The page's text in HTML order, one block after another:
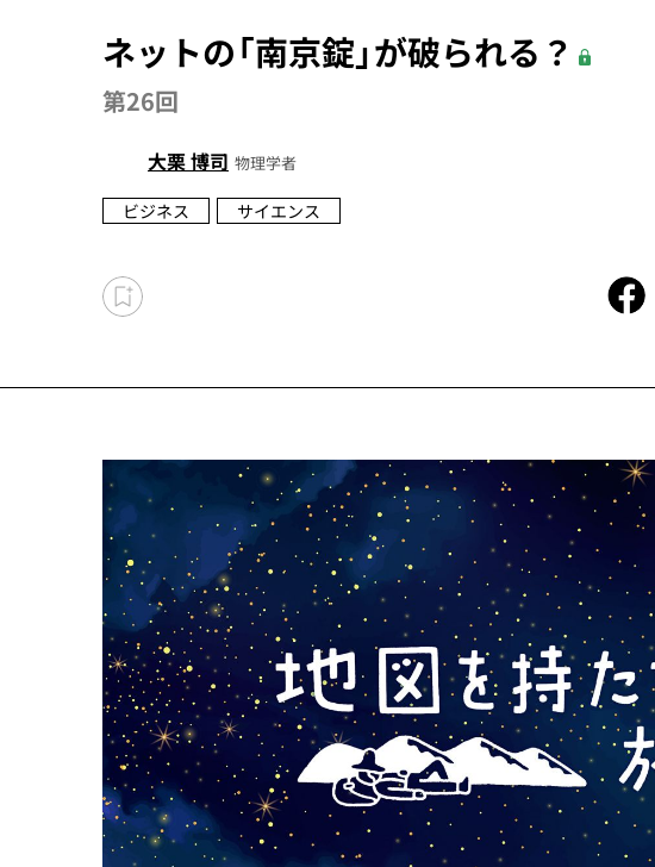
ネットの「南京錠」が破られる？
第26回
大栗 博司 物理学者
ビジネス
サイエンス